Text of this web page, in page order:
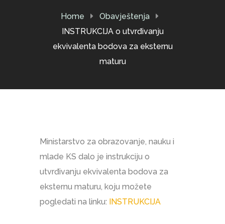
Home
Obavještenja
INSTRUKCIJA o utvrđivanju
ekvivalenta bodova za eksternu
maturu
Ministarstvo za obrazovanje, nauku i
mlade KS dalo je instrukciju o
utvrđivanju ekvivalenta bodova za
eksternu maturu, koju možete
pogledati na linku:
INSTRUKCIJA